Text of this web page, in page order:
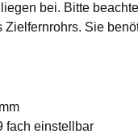
bei. Bitte
Zielfernrohrs. Sie
fach einstellbar